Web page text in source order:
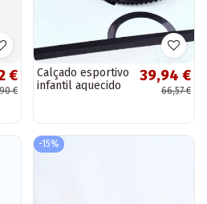
€
€
Calçado esportivo
infantil aquecido
39,94 €
66,57 €
-15%